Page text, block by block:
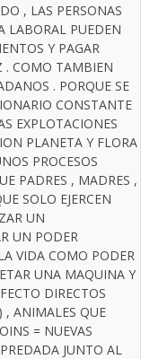
, LAS PERSONAS
LABORAL PUEDEN
Y PAGAR
. COMO TAMBIEN
. PORQUE SE
CONSTANTE
EXPLOTACIONES
PLANETA Y FLORA
PROCESOS
PADRES , MADRES ,
SOLO EJERCEN
UN
UN PODER
VIDA COMO PODER
UNA MAQUINA Y
DIRECTOS
, ANIMALES QUE
= NUEVAS
JUNTO AL